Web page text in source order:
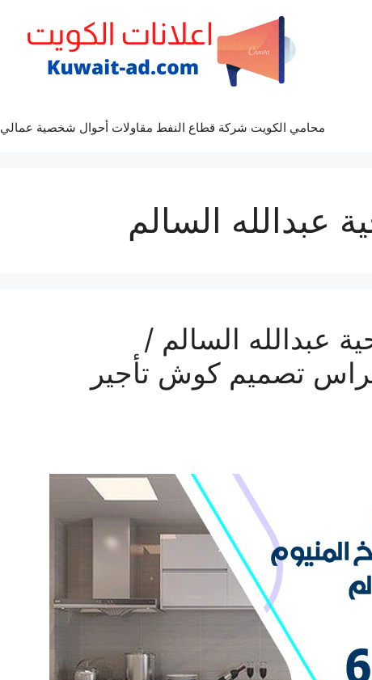
محامي الكويت شركة قطاع النفط مقاولات أحوال شخصية عمالي
السالم
عبدالله السالم /
أعراس تصميم كوش تأجير